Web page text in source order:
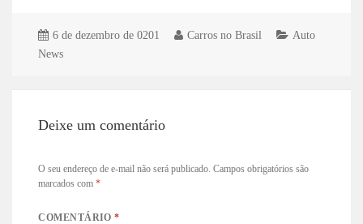
6 de dezembro de 0201 Carros no Brasil
Auto
News
Deixe um comentário
O seu endereço de e-mail não será publicado. Campos obrigatórios são
marcados com*
COMENTÁRIO*